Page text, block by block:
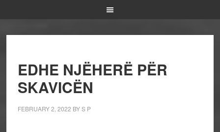
EDHE NJËHERË PËR
SKAVICËN
FEBRUARY 2, 2022 BYS P